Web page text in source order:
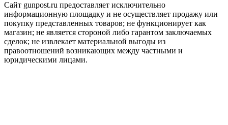
Сайт gunpost.ru предоставляет исключительно
информационную площадку и не осуществляет продажу или
покупку представленных товаров; не функционирует как
магазин; не является стороной либо гарантом заключаемых
сделок; не извлекает материальной выгоды из
правоотношений возникающих между частными и
юридическими лицами.